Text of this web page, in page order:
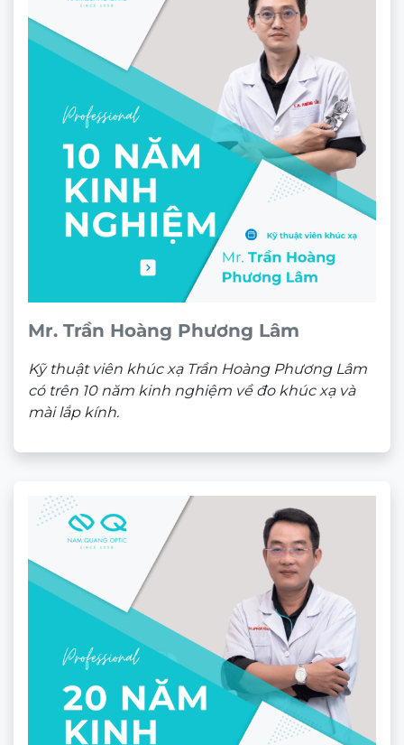
Tròng kính râm cận Chemi RX Tinting bảng màu
Chemi RX Tinting là dòng sản phẩmkính mát có
độphổ thông, ưu điểm giá rẻ dễ mua, phù hợp
người yêu thích kính mát thời trang. Nếu bạn mong
muốn một sản phẩm tròng kính cao cấp vừa sử
dụng được khi ở trong nhà vừa là kính mát khi ra
có thể xem loại tròng kính đổi màu
: Tròng
Essilor Transitions Signature Gen 8thương
hiệu Essilor – Pháp
Sản phẩm thương hiệu Chemi khác:
Mr. Trần Hoàng Phương Lâm
Kỹ thuật viên khúc xạ Trần Hoàng Phương Lâm
có trên 10 năm kinh nghiệm về đo khúc xạ và
mài lắp kính.